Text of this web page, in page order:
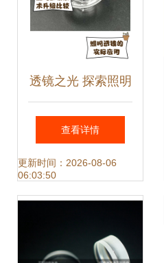
透镜之光 探索照明
领域的创新与应用
查看详情
更新时间：2026-08-06
06:03:50